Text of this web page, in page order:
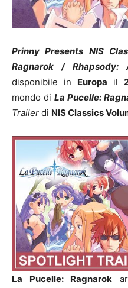
Prinny Presents NIS
Ragnarok / Rhapsody:
disponibile in Europa il
mondo di La Pucelle:
Trailer di NIS Classics
La Pucelle: Ragnarok